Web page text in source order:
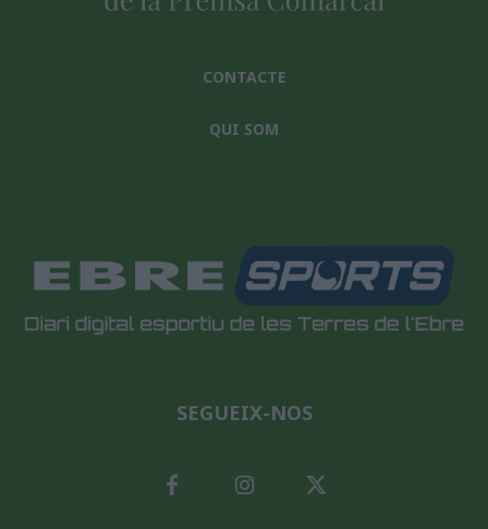
CONTACTE
QUI SOM
SEGUEIX-NOS